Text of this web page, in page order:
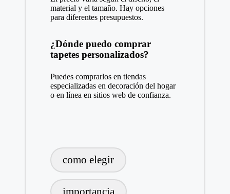
material y el tamaño. Hay opciones
para diferentes presupuestos.
¿Dónde puedo comprar
tapetes personalizados?
Puedes comprarlos en tiendas
especializadas en decoración del hogar
o en línea en sitios web de confianza.
como elegir
importancia